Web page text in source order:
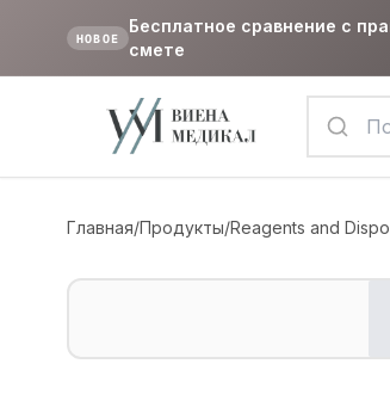
НОВОЕ
Бесплатное сравнение с
смете
Главная/Продукты/Reagents and